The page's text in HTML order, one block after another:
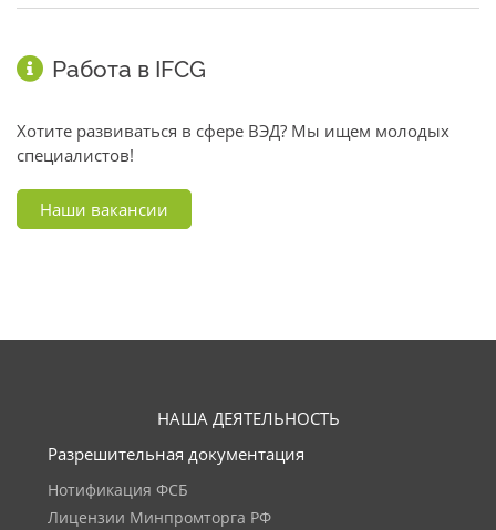
Работа в IFCG
Хотите развиваться в сфере ВЭД? Мы ищем молодых
специалистов!
Наши вакансии
НАША ДЕЯТЕЛЬНОСТЬ
Разрешительная документация
Нотификация ФСБ
Лицензии Минпромторга РФ